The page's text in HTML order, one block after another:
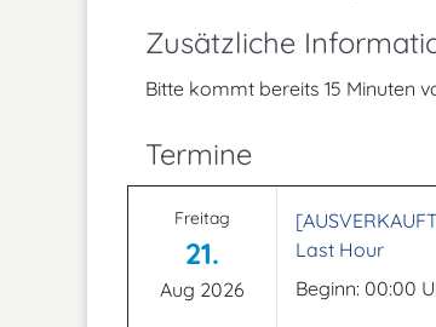
Zusätzliche
Bitte kommt bereits 15 Minuten
Termine
Freitag
21.
Aug 2026
Last Hour
Beginn: 00:00